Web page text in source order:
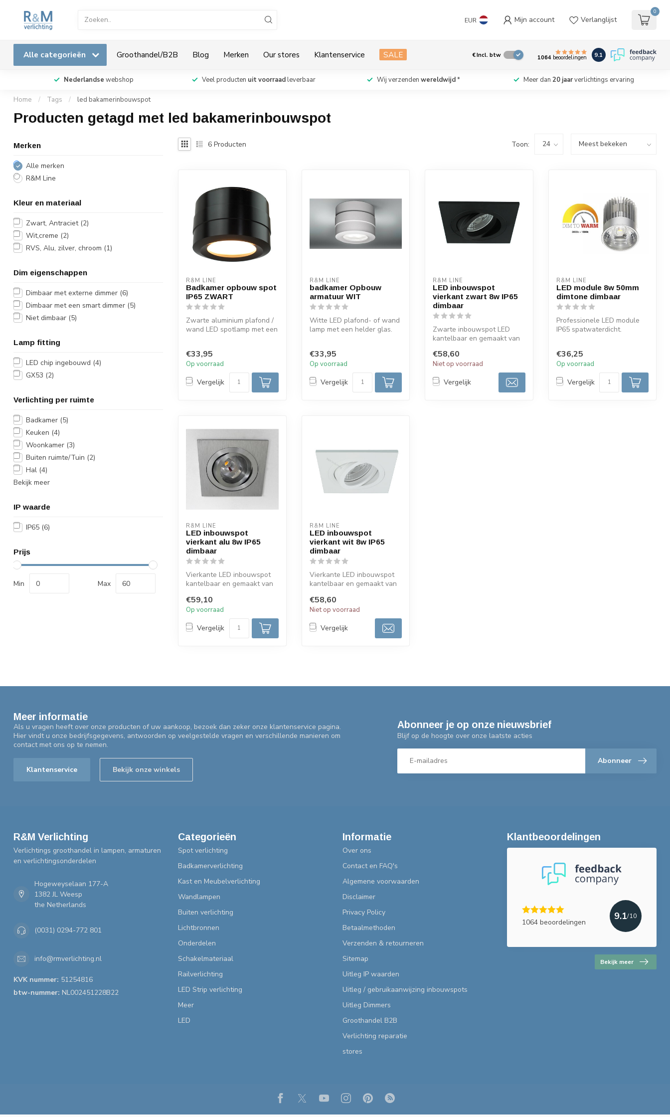
EUR Mijn account Verlanglijst
0
Alle categorieën Groothandel/B2B Blog Merken Our stores Klantenservice SALE €Incl. btw 1064beoordelingen 9.1
Nederlandse webshop Veel producten uit voorraadleverbaar Wij verzenden wereldwijd* Meer dan 20 jaarverlichtings ervaring
Home / Tags / led bakamerinbouwspot
Producten getagd met led bakamerinbouwspot
Merken
Alle merken
R&M Line
Kleur en materiaal
Zwart, Antraciet (2)
Wit,creme (2)
RVS, Alu, zilver, chroom (1)
Dim eigenschappen
Dimbaar met externe dimmer (6)
Dimbaar met een smart dimmer (5)
Niet dimbaar (5)
Lamp fitting
LED chip ingebouwd (4)
GX53 (2)
Verlichting per ruimte
Badkamer (5)
Keuken (4)
Woonkamer (3)
Buiten ruimte/Tuin (2)
Hal (4)
Bekijk meer
IP waarde
IP65 (6)
Prijs
Min Max
6 Producten Toon:
R&M LINE
Badkamer opbouw spot
IP65 ZWART
Zwarte aluminium plafond /
wand LED spotlamp met een
€33,95
Op voorraad
Vergelijk
R&M LINE
badkamer Opbouw
armatuur WIT
Witte LED plafond- of wand
lamp met een helder glas.
€33,95
Op voorraad
Vergelijk
R&M LINE
LED inbouwspot
vierkant zwart 8w IP65
dimbaar
Zwarte inbouwspot LED
kantelbaar en gemaakt van
afgewer...
€58,60
Niet op voorraad
Vergelijk
R&M LINE
LED module 8w 50mm
dimtone dimbaar
Professionele LED module
IP65 spatwaterdicht.
€36,25
Op voorraad
Vergelijk
R&M LINE
LED inbouwspot
vierkant alu 8w IP65
dimbaar
Vierkante LED inbouwspot
kantelbaar en gemaakt van
alum...
€59,10
Op voorraad
Vergelijk
R&M LINE
LED inbouwspot
vierkant wit 8w IP65
dimbaar
Vierkante LED inbouwspot
kantelbaar en gemaakt van
afge...
€58,60
Niet op voorraad
Vergelijk
Meer informatie
Als u vragen heeft over onze producten of uw aankoop, bezoek dan zeker onze klantenservice pagina.
Hier vindt u onze bedrijfsgegevens, antwoorden op veelgestelde vragen en verschillende manieren om
contact met ons op te nemen.
Klantenservice Bekijk onze winkels
Abonneer je op onze nieuwsbrief
Blijf op de hoogte over onze laatste acties
Abonneer
R&M Verlichting
Verlichtings groothandel in lampen, armaturen
en verlichtingsonderdelen
Hogeweyselaan 177-A
1382 JL Weesp
the Netherlands
(0031) 0294-772 801
info@rmverlichting.nl
KVK nummer: 51254816
btw-nummer: NL002451228B22
Categorieën
Spot verlichting
Badkamerverlichting
Kast en Meubelverlichting
Wandlampen
Buiten verlichting
Lichtbronnen
Onderdelen
Schakelmateriaal
Railverlichting
LED Strip verlichting
Meer
LED
Informatie
Over ons
Contact en FAQ's
Algemene voorwaarden
Disclaimer
Privacy Policy
Betaalmethoden
Verzenden & retourneren
Sitemap
Uitleg IP waarden
Uitleg / gebruikaanwijzing inbouwspots
Uitleg Dimmers
Groothandel B2B
Verlichting reparatie
stores
Klantbeoordelingen
1064 beoordelingen
9.1/10
Bekijk meer